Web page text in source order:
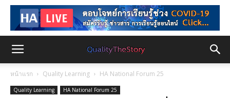
หน้าแรก Quality Learning HA National Forum 25
Quality Learning HA National Forum 25